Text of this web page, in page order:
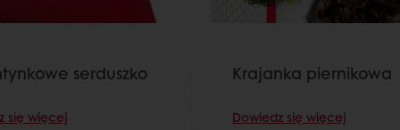
serduszko
się więcej
Krajanka piernikowa
Dowiedz się więcej